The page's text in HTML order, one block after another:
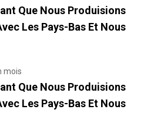
Que Nous Produisions
Les Pays-Bas Et Nous
mois
Que Nous Produisions
Les Pays-Bas Et Nous